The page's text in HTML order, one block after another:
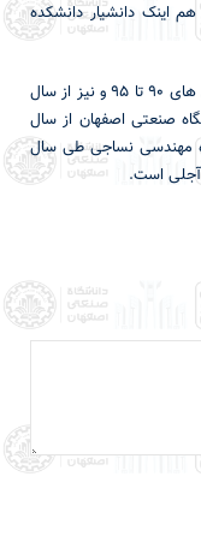
اینک دانشیار دانشکده
مدیرکل آموزش دانشگاه صنعتی اصفهان طی سال های 90 تا 95 و نیز از سال
صنعتی اصفهان از سال
مهندسی نساجی طی سال